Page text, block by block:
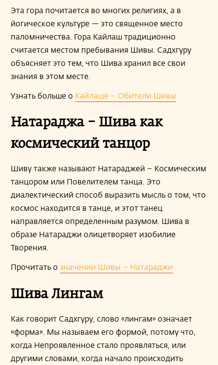
Эта гора почитается во многих религиях, а в
йогическое культуре — это священное место
паломничества. Гора Кайлаш традиционно
считается местом пребывания Шивы. Садхгуру
объясняет это тем, что Шива хранил все свои
знания в этом месте.
Узнать больше о Кайлаше – Обители Шивы
Натараджа – Шива как
космический танцор
Шиву также называют Натараджей – Космическим
танцором или Повелителем танца. Это
диалектический способ выразить мысль о том, что
космос находится в танце, и этот танец
направляется определенным разумом. Шива в
образе Натараджи олицетворяет изобилие
Творения.
Прочитать означении Шивы – Натараджи
Шива Лингам
Как говорит Садхгуру, слово «лингам» означает
«форма». Мы называем его формой, потому что,
когда Непроявленное стало проявляться, или
другими словами, когда начало происходить